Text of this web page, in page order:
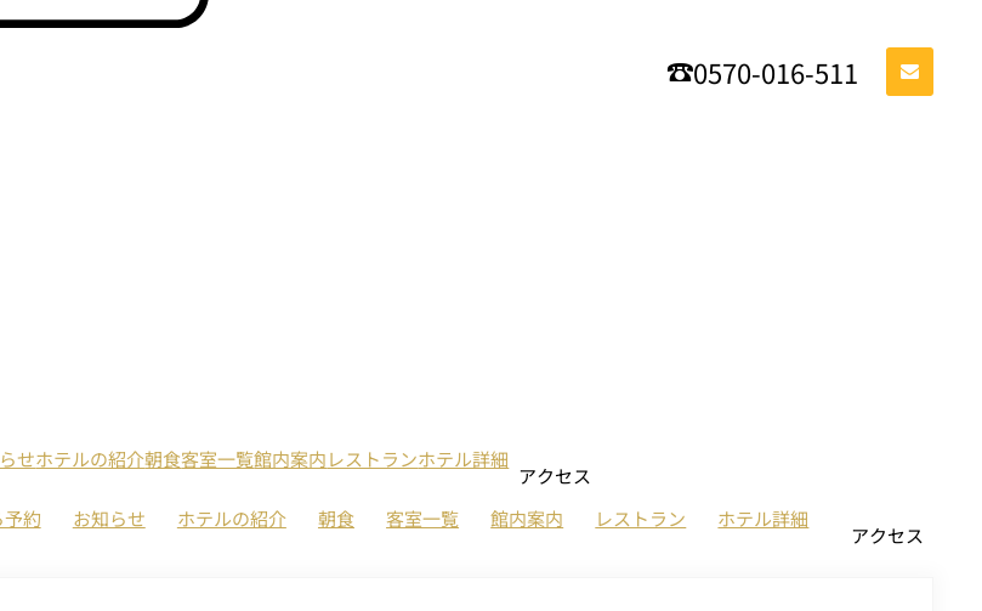
0570-016-511
せホテルの紹介朝食客室一覧館内案内レストランホテル詳細
アクセス
約 お知らせ ホテルの紹介 朝食 客室一覧 館内案内 レストラン ホテル詳細
アクセス